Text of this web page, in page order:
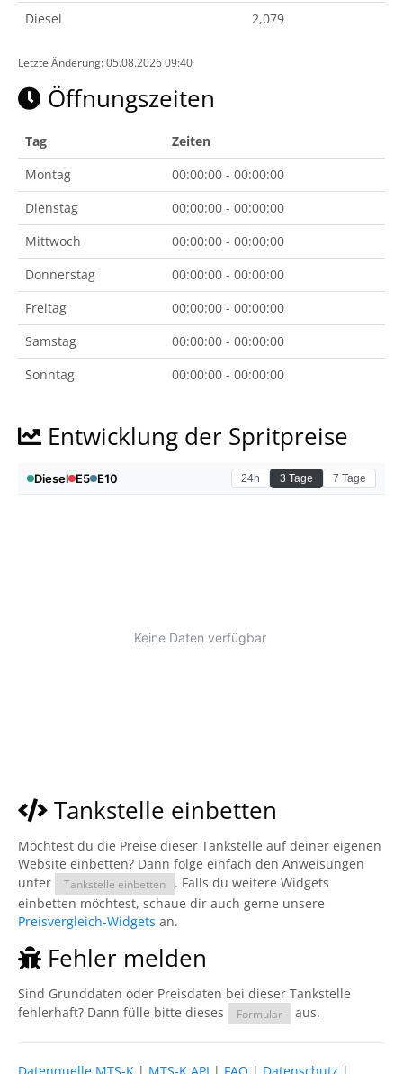
Diesel
2,079
Letzte Änderung: 05.08.2026 09:40
Öffnungszeiten
Tag
Zeiten
Montag
00:00:00 - 00:00:00
Dienstag
00:00:00 - 00:00:00
Mittwoch
00:00:00 - 00:00:00
Donnerstag
00:00:00 - 00:00:00
Freitag
00:00:00 - 00:00:00
Samstag
00:00:00 - 00:00:00
Sonntag
00:00:00 - 00:00:00
Entwicklung der Spritpreise
Tankstelle einbetten
Möchtest du die Preise dieser Tankstelle auf deiner eigenen
Website einbetten? Dann folge einfach den Anweisungen
unter
Tankstelle einbetten
. Falls du weitere Widgets
einbetten möchtest, schaue dir auch gerne unsere
Preisvergleich-Widgets an.
Fehler melden
Sind Grunddaten oder Preisdaten bei dieser Tankstelle
fehlerhaft? Dann fülle bitte dieses
Formular aus.